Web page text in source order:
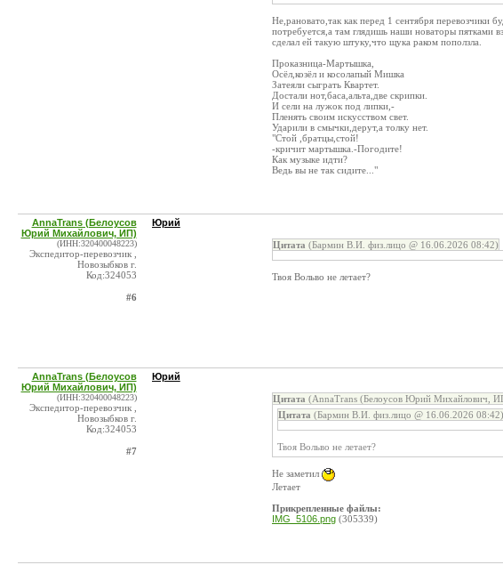
Не,рановато,так как перед 1 сентября перевозчики
потребуется,а там глядишь наши новаторы пятками
сделал ей такую штуку,что щука раком поползла.
Проказница-Мартышка,
Осёл,козёл и косолапый Мишка
Затеяли сыграть Квартет.
Достали нот,баса,альта,две скрипки.
И сели на лужок под липки,-
Пленять своим искусством свет.
Ударили в смычки,дерут,а толку нет.
"Стой ,братцы,стой!
-кричит мартышка.-Погодите!
Как музыке идти?
Ведь вы не так сидите..."
AnnaTrans (Белоусов
Юрий Михайлович, ИП)
(ИНН:320400048223)
Экспедитор-перевозчик ,
Новозыбков г.
Код:324053
#6
Юрий
Цитата (Бармин В.И. физ.лицо @ 16.06.2026 08:42)
Твоя Вольво не летает?
AnnaTrans (Белоусов
Юрий Михайлович, ИП)
(ИНН:320400048223)
Экспедитор-перевозчик ,
Новозыбков г.
Код:324053
#7
Юрий
Цитата (AnnaTrans (Белоусов Юрий Михайлович,
Цитата (Бармин В.И. физ.лицо @ 16.06.2026 08:42)
Твоя Вольво не летает?
Не заметил
Летает
Прикрепленные файлы:
IMG_5106.png (305339)